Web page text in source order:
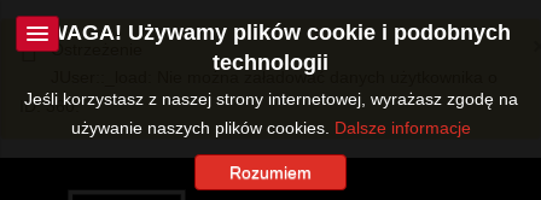
Ostrzeżenie
JUser::_load: Nie można załadować danych użytkownika o
ID: 360.
UWAGA! Używamy plików cookie i podobnych
technologii
Jeśli korzystasz z naszej strony internetowej, wyrażasz zgodę na
używanie naszych plików cookies. Dalsze informacje
Rozumiem